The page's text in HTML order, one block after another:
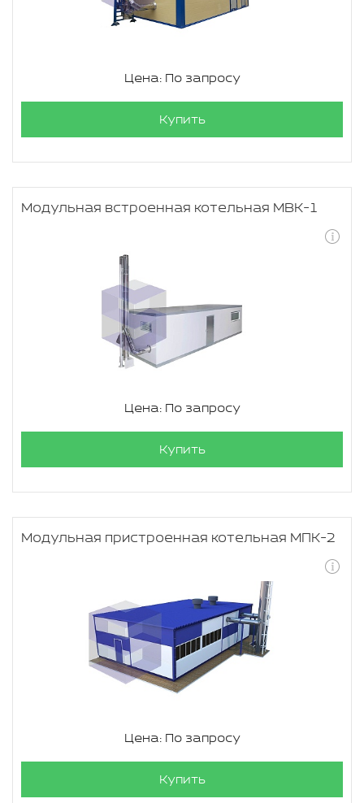
Цена: По запросу
Купить
Модульная встроенная котельная МВК-1
Цена: По запросу
Купить
Модульная пристроенная котельная МПК-2
Цена: По запросу
Купить